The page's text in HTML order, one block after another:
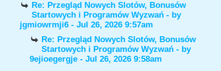
Re: Przegląd Nowych Slotów, Bonusów
Startowych i Programów Wyzwań - by
jgmiowrmji6 - Jul 26, 2026 9:57am
Re: Przegląd Nowych Slotów, Bonusów
Startowych i Programów Wyzwań - by
9ejioegergje - Jul 26, 2026 9:58am